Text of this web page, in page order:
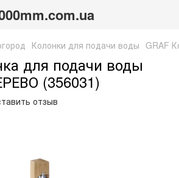
Колонки для подачи воды GRAF
для подачи воды
(356031)
отзыв